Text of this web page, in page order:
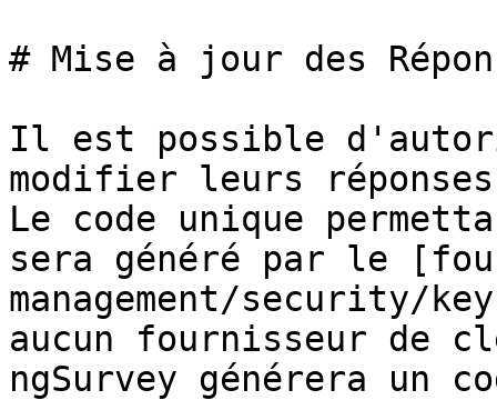
# Mise à jour des
Il est possible
modifier leurs
Le code unique
sera généré par le
management/security/
aucun fournisseur de
ngSurvey générera un